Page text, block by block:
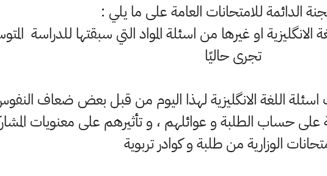
الدائمة للامتحانات العامة على ما يلي :
او غيرها من اسئلة المواد التي سبقتها للدراسة
تجرى حاليًا
اللغة الانگليزية لهذا اليوم من قبل بعض ضعاف
حساب الطلبة و عوائلهم ، و تأثيرهم على معنويات
الوزارية من طلبة و كوادر تربوية